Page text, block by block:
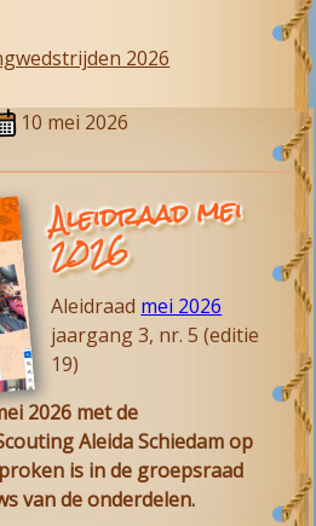
2026
10 mei 2026
Aleidraad mei
2026
Aleidraad mei 2026
jaargang 3, nr. 5 (editie
19)
2026 met de
Aleida Schiedam op
is in de groepsraad
van de onderdelen.